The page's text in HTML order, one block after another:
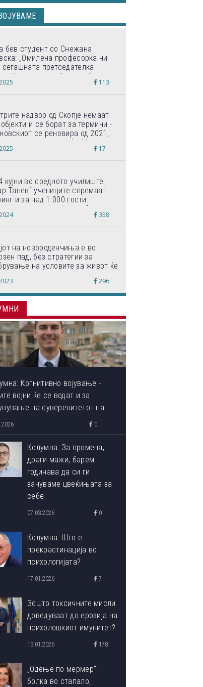
бев студент со Снежана
„Омилена професорка ни
претседателка
Сиљановска-Давкова“
113
надвор од Скопје немаат
и се борат за термини -
се реновира од 2021,
се гради веќе 11 години
17
кујни во средното училиште
Танев“ учениците спремаат
и за над 1.000 гости:
компанија и работиме
стандарди“
358
на новороденчиња е во
пад, без стратегии за
на условите за живот ќе
до затворање на училишта,
експертите
296
Когнитивно војување -
војни ќе се водат и за
на суверенитетот на
ум
0
Колумна: За промена,
драги мажи, барем
годинава да си ги
зачуваме цвеќињата за
себе
07.03.2026 0
Колумна: Што е
прекрастинација во
психологијата?
17.01.2026 7
Зошто токсичните мисли
доведуваат до ерозија на
психолошкиот имунитет?
13.01.2026 178
„Одење по мермер“ -
болка во стапало,